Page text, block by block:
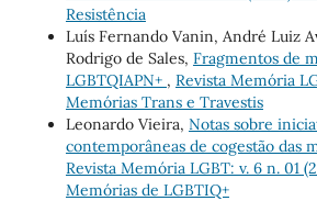
Resistência
Luís Fernando Vanin, André Luiz
Rodrigo de Sales, Fragmentos de
LGBTQIAPN+ , Revista Memória
Memórias Trans e Travestis
Leonardo Vieira, Notas sobre
contemporâneas de cogestão das
Revista Memória LGBT: v. 6 n. 01
Memórias de LGBTIQ+